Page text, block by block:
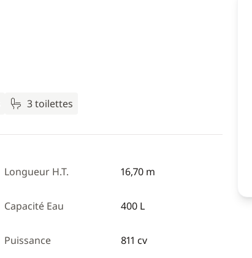
3 toilettes
Longueur H.T. 16,70 m
Capacité Eau 400 L
Puissance 811 cv